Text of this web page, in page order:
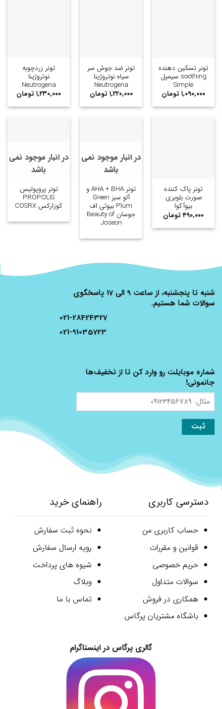
تونر تسکین دهنده
soothing سیمپل
Simple
۱,۰۹۰,۰۰۰ تومان
تونر ضد جوش سر
سیاه نوتروژینا
Neutrogena
۱,۲۲۰,۰۰۰ تومان
تونر زردچوبه
نوتروژینا
Neutrogena
۱,۲۳۰,۰۰۰ تومان
تونر پاک کننده
صورت بلوبری
بیوآکوا
۴۹۰,۰۰۰ تومان
در انبار موجود نمی
باشد
تونر AHA + BHA و
آلو سبز Green
Plum بیوتی اف
جوسان Beauty of
Joseon
در انبار موجود نمی
باشد
تونر پروپولیس
PROPOLIS
کوزارکس COSRX
شنبه تا پنجشنبه، از ساعت 9 الی 17 پاسخگوی
سوالات شما هستیم.
021-28424327
021-91035723
شماره موبایلت رو وارد کن تا از تخفیف‌ها
جانمونی!
مثال:
09123456789
دسترسی کاربری
حساب کاربری من
قوانین و مقررات
حریم خصوصی
سوالات متداول
همکاری در فروش
باشگاه مشتریان پرگاس
راهنمای خرید
نحوه ثبت سفارش
رویه ارسال سفارش
شیوه های پرداخت
وبلاگ
تماس با ما
گالری پرگاس در اینستاگرام